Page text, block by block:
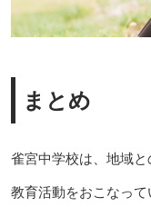
まとめ
雀宮中学校は、地域
教育活動をおこなって